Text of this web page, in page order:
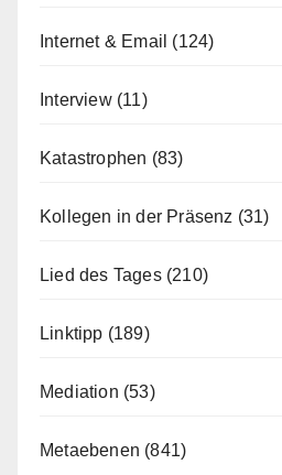
Internet & Email (124)
Interview(11)
Katastrophen (83)
Kollegen in der Präsenz (31)
Lied des Tages(210)
Linktipp (189)
Mediation (53)
Metaebenen (841)